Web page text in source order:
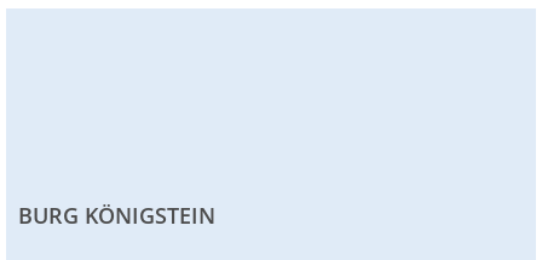
BURG KÖNIGSTEIN